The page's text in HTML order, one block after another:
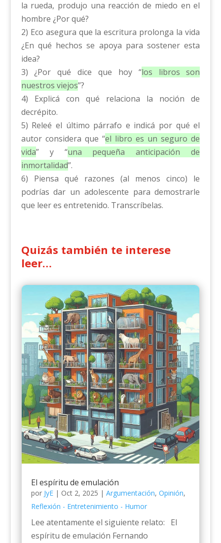
la rueda, produjo una reacción de miedo en el
hombre ¿Por qué?
2) Eco asegura que la escritura prolonga la vida
¿En qué hechos se apoya para sostener esta
idea?
3) ¿Por qué dice que hoy “los libros son
nuestros viejos”?
4) Explicá con qué relaciona la noción de
decrépito.
5) Releé el último párrafo e indicá por qué el
autor considera que “el libro es un seguro de
vida” y “una pequeña anticipación de
inmortalidad”.
6) Piensa qué razones (al menos cinco) le
podrías dar un adolescente para demostrarle
que leer es entretenido. Transcríbelas.
Quizás también te interese
leer…
El espíritu de emulación
por JyE| Oct 2, 2025 | Argumentación, Opinión,
Reflexión - Entretenimiento - Humor
Lee atentamente el siguiente relato: El
espíritu de emulación Fernando